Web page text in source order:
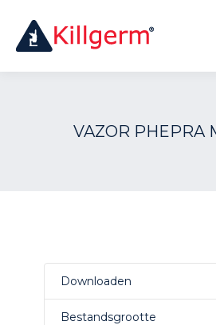
VAZOR PHEPRA
Downloaden
Bestandsgrootte